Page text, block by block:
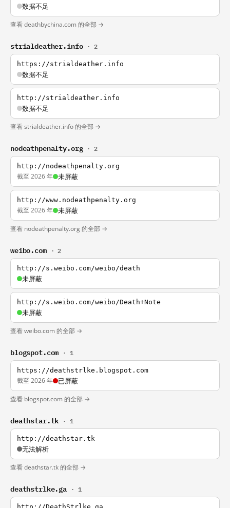
数据不足
查看 deathbychina.com 的全部 →
strialdeather.info · 2
https://strialdeather.info
数据不足
http://strialdeather.info
数据不足
查看 strialdeather.info 的全部 →
nodeathpenalty.org · 2
http://nodeathpenalty.org
截至 2026 年 未屏蔽
http://www.nodeathpenalty.org
截至 2026 年 未屏蔽
查看 nodeathpenalty.org 的全部 →
weibo.com · 2
http://s.weibo.com/weibo/death
未屏蔽
http://s.weibo.com/weibo/Death+Note
未屏蔽
查看 weibo.com 的全部 →
blogspot.com · 1
https://deathstrlke.blogspot.com
截至 2026 年 已屏蔽
查看 blogspot.com 的全部 →
deathstar.tk · 1
http://deathstar.tk
无法解析
查看 deathstar.tk 的全部 →
deathstrlke.ga · 1